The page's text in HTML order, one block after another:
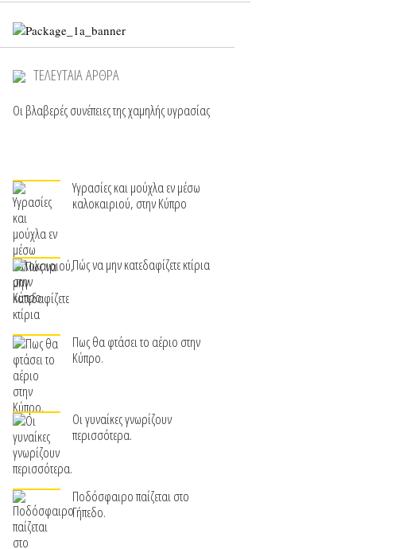
ΤΕΛΕΥΤΑΙΑ ΑΡΘΡΑ
Οι βλαβερές συνέπειες της χαμηλής υγρασίας
Υγρασίες και μούχλα εν μέσω
καλοκαιριού, στην Κύπρο
Πώς να μην κατεδαφίζετε κτίρια
Πως θα φτάσει το αέριο στην
Κύπρο.
Οι γυναίκες γνωρίζουν
περισσότερα.
Ποδόσφαιρο παίζεται στο
Γήπεδο.